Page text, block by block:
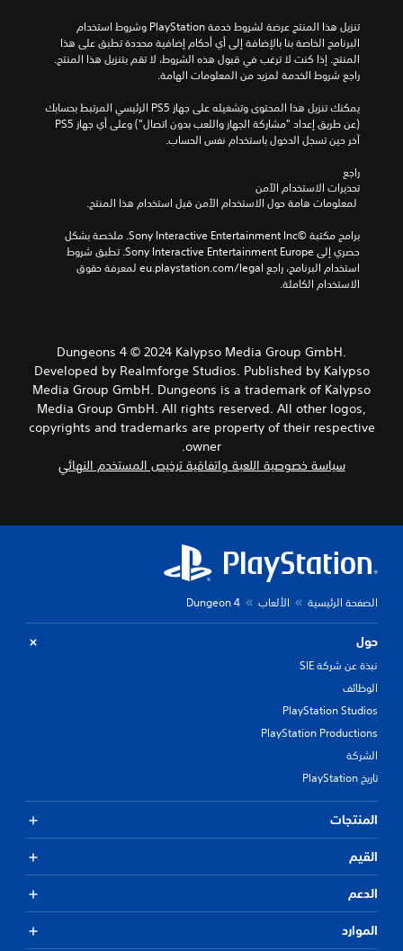
راجع شروط الخدمة لمزيد من المعلومات الهامة.
آخر حين تسجل الدخول باستخدام نفس الحساب.
راجع
تحذيرات الاستخدام الآمن
الاستخدام الكاملة.
Dungeons 4 © 2024 Kalypso Media Group GmbH.
Developed by Realmforge Studios. Published by Kalypso
Media Group GmbH. Dungeons is a trademark of Kalypso
Media Group GmbH. All rights reserved. All other logos,
copyrights and trademarks are property of their respective
owner.
سياسة خصوصية اللعبة واتفاقية ترخيص المستخدم النهائي
الصفحة الرئيسية الألعاب Dungeon 4
حول
نبذة عن شركة SIE
الوظائف
PlayStation Studios
PlayStation Productions
الشركة
تاريخ PlayStation
المنتجات
القيم
الدعم
الموارد